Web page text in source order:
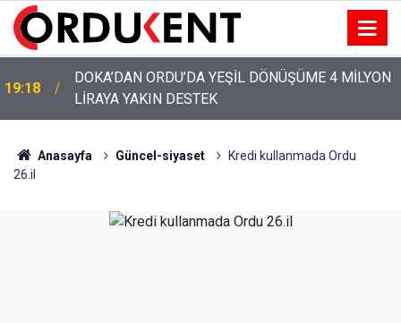
12:46
YENİ PARTİ’NİN ORDU’DAKİ 69 KİŞİLİK KURUCU
KADROSU AÇIKLANDI
Anasayfa Güncel-siyaset
Kredi kullanmada Ordu
26.il